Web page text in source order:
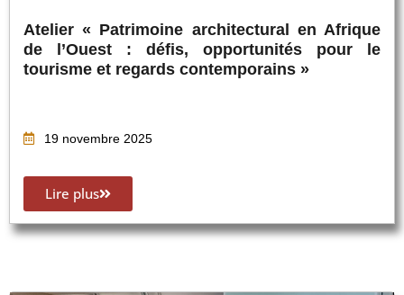
Atelier « Patrimoine architectural en Afrique
de l’Ouest : défis, opportunités pour le
tourisme et regards contemporains »
19 novembre 2025
Lire plus